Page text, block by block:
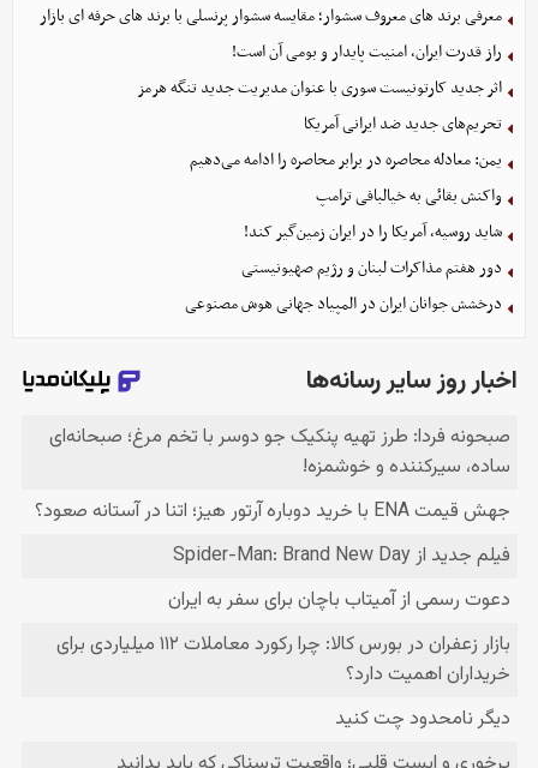
معرفی برند های معروف سشوار؛ مقایسه سشوار پرنسلی با برند های حرفه ای بازار
راز قدرت ایران، امنیت پایدار و بومی آن است!
اثر جدید کارتونیست سوری با عنوان مدیریت جدید تنگه هرمز
تحریم‌های جدید ضد ایرانی آمریکا
یمن: معادله محاصره در برابر محاصره را ادامه می‌دهیم
واکنش بقائی به خیالبافی ترامپ
شاید روسیه، آمریکا را در ایران زمین‌گیر کند!
دور هفتم مذاکرات لبنان و رژیم صهیونیستی
درخشش جوانان ایران در المپیاد جهانی هوش مصنوعی